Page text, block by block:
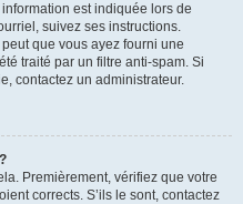
est indiquée lors de
suivez ses instructions.
que vous ayez fourni une
traité par un filtre anti-spam. Si
contactez un administrateur.
Premièrement, vérifiez que votre
corrects. S’ils le sont, contactez